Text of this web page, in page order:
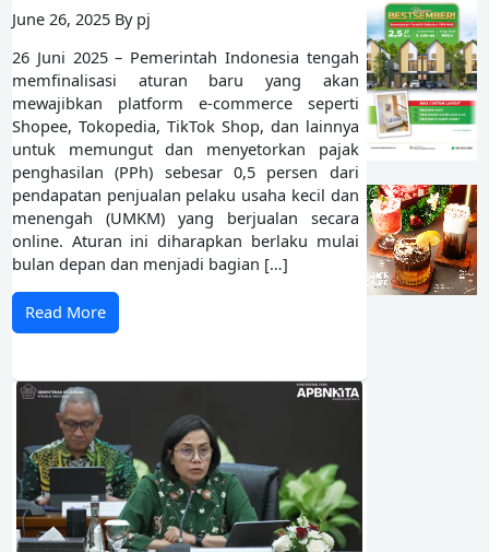
June 26, 2025 By pj
26 Juni 2025 – Pemerintah Indonesia tengah
memfinalisasi aturan baru yang akan
mewajibkan platform e-commerce seperti
Shopee, Tokopedia, TikTok Shop, dan lainnya
untuk memungut dan menyetorkan pajak
penghasilan (PPh) sebesar 0,5 persen dari
pendapatan penjualan pelaku usaha kecil dan
menengah (UMKM) yang berjualan secara
online. Aturan ini diharapkan berlaku mulai
bulan depan dan menjadi bagian […]
Read More